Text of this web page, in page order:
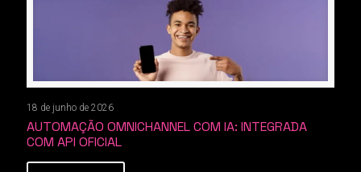
18 de junho de 2026
AUTOMAÇÃO OMNICHANNEL COM IA: INTEGRADA
COM API OFICIAL